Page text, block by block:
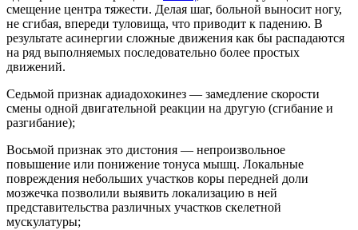
смещение центра тяжести. Делая шаг, больной выносит ногу,
не сгибая, впереди туловища, что приводит к падению. В
результате асинергии сложные движения как бы распадаются
на ряд выполняемых последовательно более простых
движений.
Седьмой признак адиадохокинез — замедление скорости
смены одной двигательной реакции на другую (сгибание и
разгибание);
Восьмой признак это дистония — непроизвольное
повышение или понижение тонуса мышц. Локальные
повреждения небольших участков коры передней доли
мозжечка позволили выявить локализацию в ней
представительства различных участков скелетной
мускулатуры;